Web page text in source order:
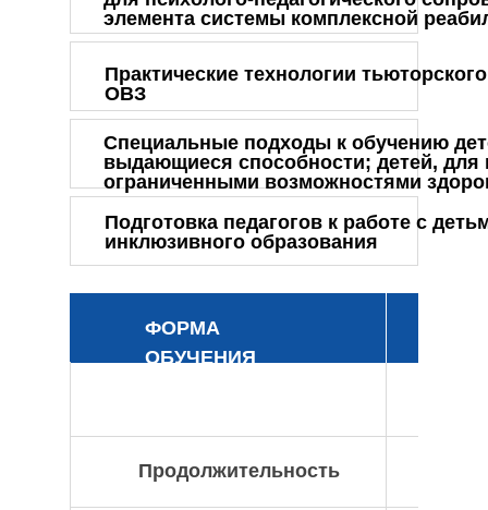
элемента системы комплексной
Практические технологии
ОВЗ
Специальные подходы к обучению
выдающиеся способности; детей, для
ограниченными возможностями
Подготовка педагогов к работе с
инклюзивного образования
ФОРМА
ОБУЧЕНИЯ
Продолжительность